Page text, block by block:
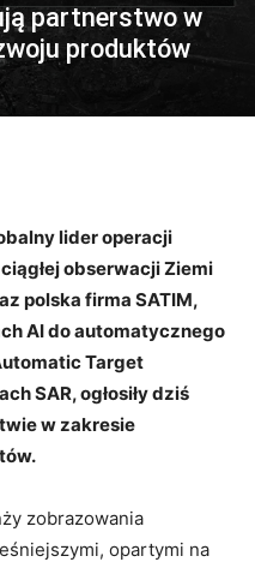
partnerstwo w
produktów
lider operacji
obserwacji Ziemi
polska firma SATIM,
AI do automatycznego
Target
SAR, ogłosiły dziś
w zakresie
zobrazowania
opartymi na